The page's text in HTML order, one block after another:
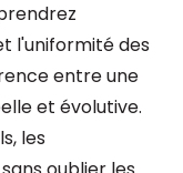
l'uniformité des
entre une
et évolutive.
les